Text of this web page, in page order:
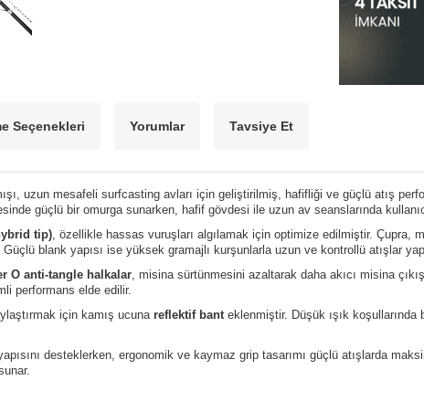
Seçenekleri Yorumlar Tavsiye Et
uzun mesafeli surfcasting avları için geliştirilmiş, hafifliği ve güçlü atış
güçlü bir omurga sunarken, hafif gövdesi ile uzun av seanslarında
tip), özellikle hassas vuruşları algılamak için optimize edilmiştir. Çupra,
blank yapısı ise yüksek gramajlı kurşunlarla uzun ve kontrollü atışlar
O anti-tangle halkalar, misina sürtünmesini azaltarak daha akıcı misina
performans elde edilir.
için kamış ucuna reflektif banteklenmiştir. Düşük ışık
desteklerken, ergonomik ve kaymaz grip tasarımı güçlü atışlarda